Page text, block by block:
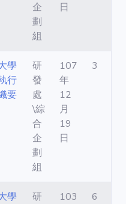
企
劃
組
日
學
行
要
研
發
處
\綜
合
企
劃
組
107
年
12
月
19
日
3
學
研
103
6